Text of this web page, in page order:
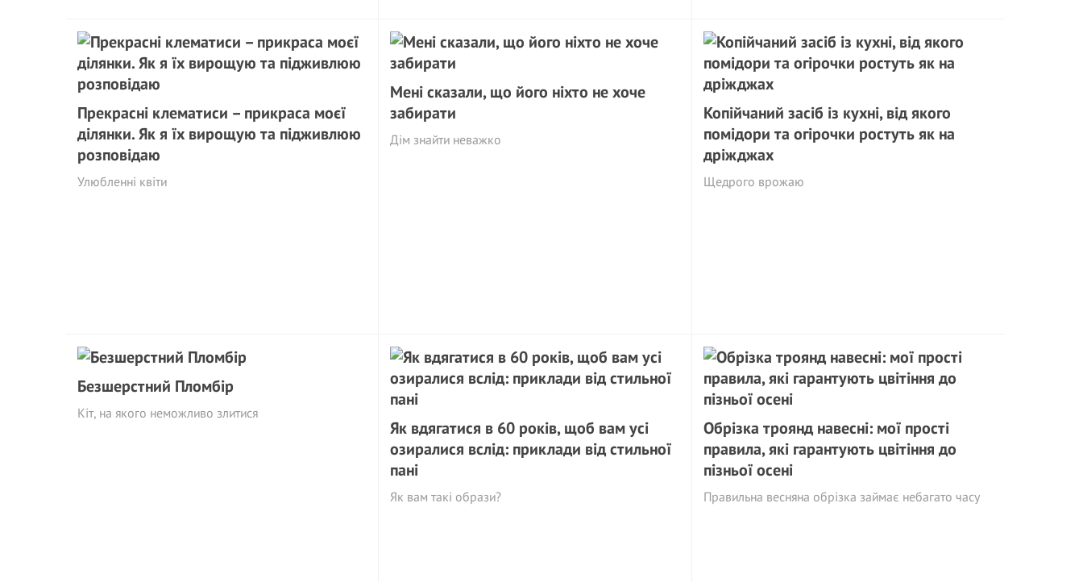
Прекрасні клематиси – прикраса моєї
ділянки. Як я їх вирощую та підживлюю
розповідаю
Улюбленні квіти
Мені сказали, що його ніхто не хоче
забирати
Дім знайти неважко
Копійчаний засіб із кухні, від якого
помідори та огірочки ростуть як на
дріжджах
Щедрого врожаю
Безшерстний Пломбір
Кіт, на якого неможливо злитися
Як вдягатися в 60 років, щоб вам усі
озиралися вслід: приклади від стильної
пані
Як вам такі образи?
Обрізка троянд навесні: мої прості
правила, які гарантують цвітіння до
пізньої осені
Правильна весняна обрізка займає небагато часу